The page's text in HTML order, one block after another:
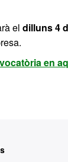
el dilluns 4
en